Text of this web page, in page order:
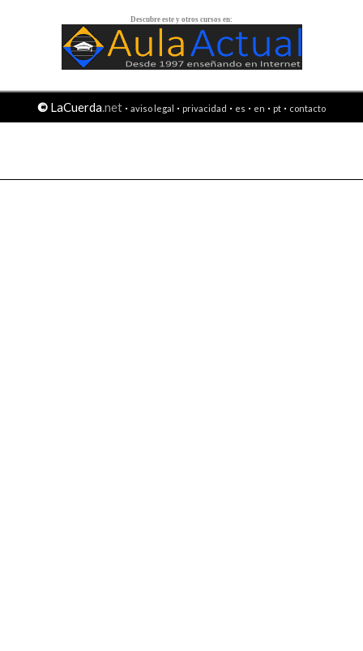
Descubre este y otros cursos en:
© LaCuerda.net · aviso legal · privacidad · es · en · pt · contacto